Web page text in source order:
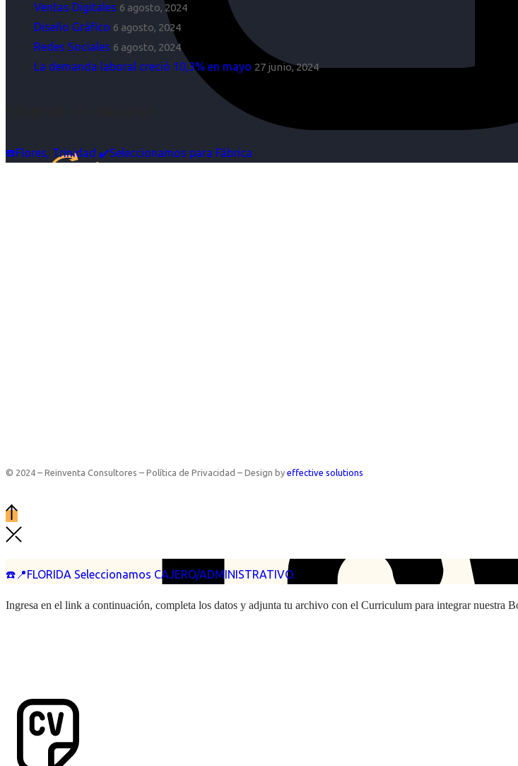
Ventas Digitales 6 agosto, 2024
Diseño Gráfico 6 agosto, 2024
Redes Sociales 6 agosto, 2024
La demanda laboral creció 10,3% en mayo 27 junio, 2024
☎️Flores, Trinidad ✔️Seleccionamos para Fábrica
☎️📍FLORIDA Seleccionamos CAJERO/ADMINISTRATIVO.
© 2024 – Reinventa Consultores – Política de Privacidad – Design by effective solutions
Ingresa en el link a continuación, completa los datos y adjunta tu archivo con el Curriculum para integrar nuestra